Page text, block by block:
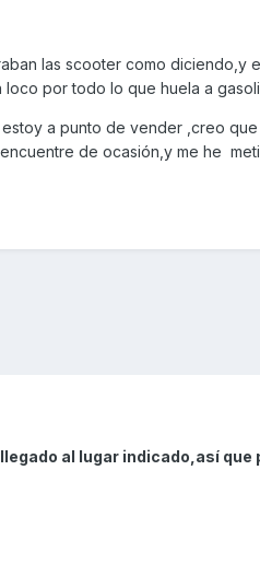
las scooter como diciendo,y
loco por todo lo que huela a
a punto de vender ,creo
de ocasión,y me he
al lugar indicado,así que